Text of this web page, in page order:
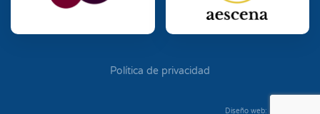
Política de privacidad
Diseño web: Diego Seixo